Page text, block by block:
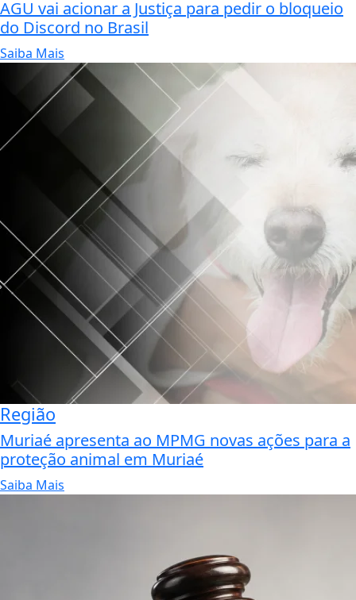
AGU vai acionar a Justiça para pedir o bloqueio
do Discord no Brasil
Saiba Mais
Região
Muriaé apresenta ao MPMG novas ações para a
proteção animal em Muriaé
Saiba Mais